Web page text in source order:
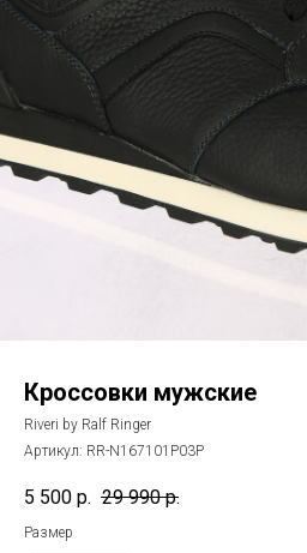
Кроссовки мужские
Riveri by Ralf Ringer
Артикул: RR-N167101P03P
5 500 р. 29 990 р.
Размер